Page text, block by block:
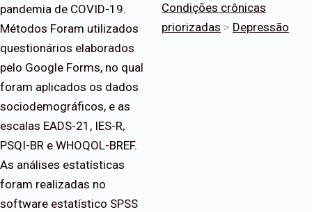
pandemia de COVID-19.
Métodos Foram utilizados
questionários elaborados
pelo Google Forms, no qual
foram aplicados os dados
sociodemográficos, e as
escalas EADS-21, IES-R,
PSQI-BR e WHOQOL-BREF.
As análises estatísticas
foram realizadas no
software estatístico SPSS
Condições crônicas
priorizadas > Depressão